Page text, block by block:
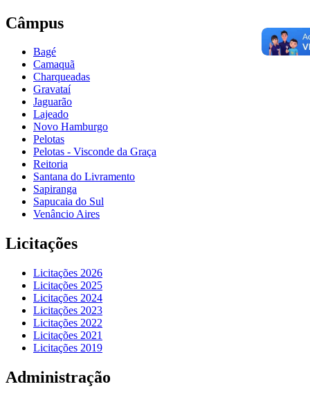
Câmpus
Bagé
Camaquã
Charqueadas
Gravataí
Jaguarão
Lajeado
Novo Hamburgo
Pelotas
Pelotas - Visconde da Graça
Reitoria
Santana do Livramento
Sapiranga
Sapucaia do Sul
Venâncio Aires
Licitações
Licitações 2026
Licitações 2025
Licitações 2024
Licitações 2023
Licitações 2022
Licitações 2021
Licitações 2019
Administração